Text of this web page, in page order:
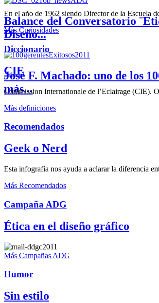
Balance del Conversatorio
Diseño...
José F. Machado: uno de los
más...
En el año de 1962 siendo Director de la Escuela
Más Curiosidades
Diccionario
CIE
Commission Internationale de l’Eclairage (CIE).
Más definiciones
Recomendados
Geek o Nerd
Esta infografía nos ayuda a aclarar la diferencia
Más Recomendados
Campaña ADG
Ética en el diseño gráfico
Más Campañas ADG
Humor
Sin estilo